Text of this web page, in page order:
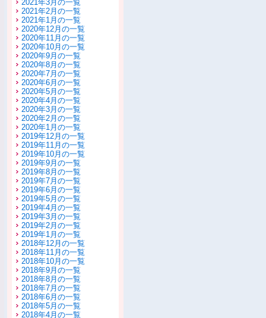
2021年3月の一覧
2021年2月の一覧
2021年1月の一覧
2020年12月の一覧
2020年11月の一覧
2020年10月の一覧
2020年9月の一覧
2020年8月の一覧
2020年7月の一覧
2020年6月の一覧
2020年5月の一覧
2020年4月の一覧
2020年3月の一覧
2020年2月の一覧
2020年1月の一覧
2019年12月の一覧
2019年11月の一覧
2019年10月の一覧
2019年9月の一覧
2019年8月の一覧
2019年7月の一覧
2019年6月の一覧
2019年5月の一覧
2019年4月の一覧
2019年3月の一覧
2019年2月の一覧
2019年1月の一覧
2018年12月の一覧
2018年11月の一覧
2018年10月の一覧
2018年9月の一覧
2018年8月の一覧
2018年7月の一覧
2018年6月の一覧
2018年5月の一覧
2018年4月の一覧